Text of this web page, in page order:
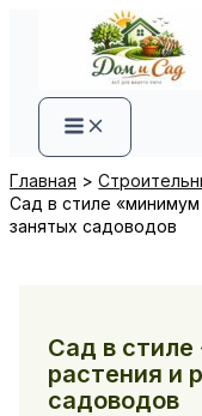
содержимому
Главная
Сад в стиле
занятых садоводов
Сад в
растения и
садоводов